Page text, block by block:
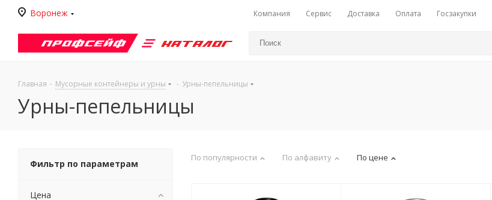
Воронеж Компания Сервис Доставка Оплата Госзакупки
Каталог
Главная - Мусорные контейнеры и урны - Урны-пепельницы
Урны-пепельницы
По популярности По алфавиту По цене
Фильтр по параметрам
Цена